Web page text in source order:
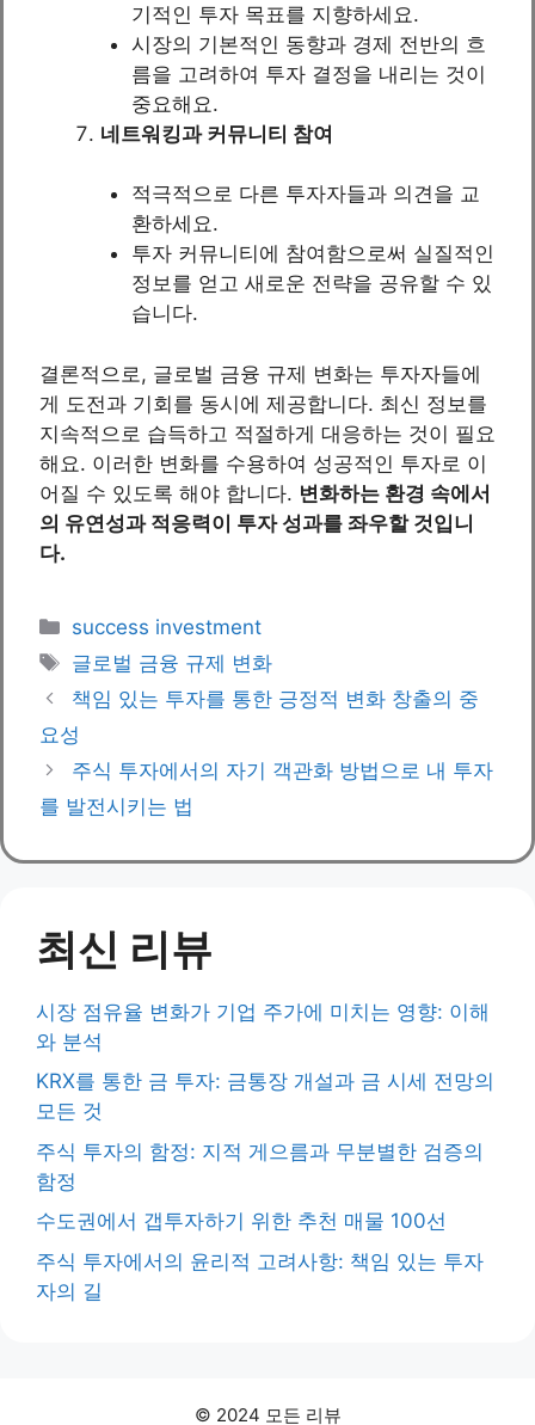
기적인 투자 목표를 지향하세요.
시장의 기본적인 동향과 경제 전반의 흐
름을 고려하여 투자 결정을 내리는 것이
중요해요.
네트워킹과 커뮤니티 참여
적극적으로 다른 투자자들과 의견을 교
환하세요.
투자 커뮤니티에 참여함으로써 실질적인
정보를 얻고 새로운 전략을 공유할 수 있
습니다.
결론적으로, 글로벌 금융 규제 변화는 투자자들에
게 도전과 기회를 동시에 제공합니다. 최신 정보를
지속적으로 습득하고 적절하게 대응하는 것이 필요
해요. 이러한 변화를 수용하여 성공적인 투자로 이
어질 수 있도록 해야 합니다. 변화하는 환경 속에서
의 유연성과 적응력이 투자 성과를 좌우할 것입니
다.
Categories
success investment
Tags
글로벌 금융 규제 변화
책임 있는 투자를 통한 긍정적 변화 창출의 중
요성
주식 투자에서의 자기 객관화 방법으로 내 투자
를 발전시키는 법
최신 리뷰
시장 점유율 변화가 기업 주가에 미치는 영향: 이해
와 분석
KRX를 통한 금 투자: 금통장 개설과 금 시세 전망의
모든 것
주식 투자의 함정: 지적 게으름과 무분별한 검증의
함정
수도권에서 갭투자하기 위한 추천 매물 100선
주식 투자에서의 윤리적 고려사항: 책임 있는 투자
자의 길
© 2024 모든 리뷰